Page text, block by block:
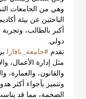
وهي من الجامعات
الباحثين عن بيئة
أكبر بالطالب،
دولي.
تقدم #جامعة_نافارا
مثل إدارة الأعمال،
والقانون، والعمارة،
وتتميز بأجواء أكثر
الضخمة، مما قد